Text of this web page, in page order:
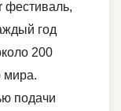
фестиваль,
год
200
мира.
подачи